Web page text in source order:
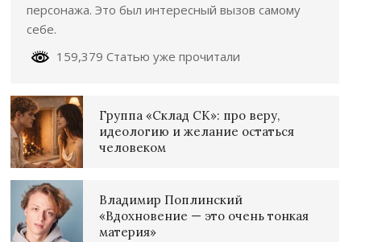
персонажа. Это был интересный вызов самому
себе.
159,379 Статью уже прочитали
Группа «Склад СК»: про веру,
идеологию и желание остаться
человеком
Владимир Поплинский
«Вдохновение — это очень тонкая
материя»